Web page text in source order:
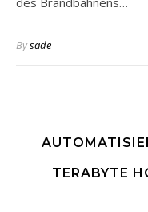
Bysade
TERABYTE